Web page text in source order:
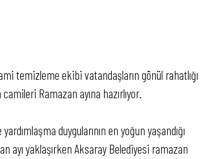
temizleme ekibi vatandaşların gönül rahatlığı
Ramazan ayına hazırlıyor.
duygularının en yoğun yaşandığı
ayı yaklaşırken Aksaray Belediyesi ramazan